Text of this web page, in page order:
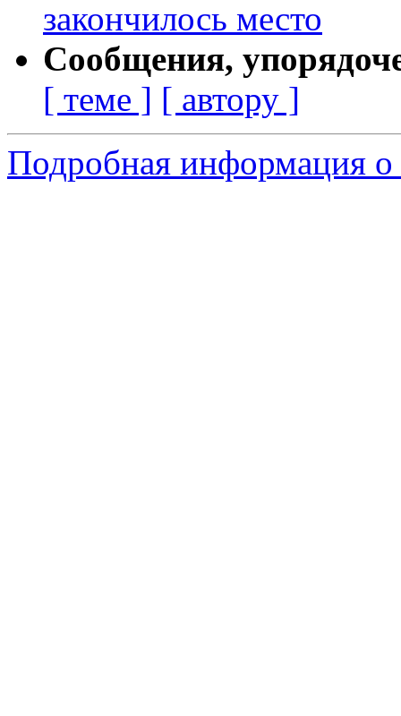
закончилось место
Сообщения,
[ теме ] [ автору ]
Подробная информация